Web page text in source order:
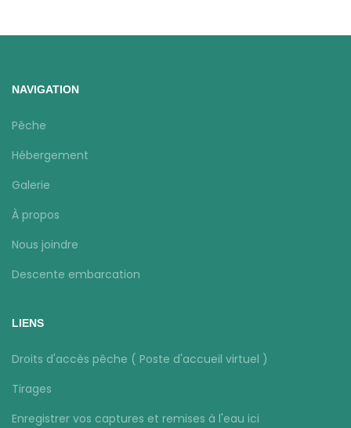
NAVIGATION
Pêche
Hébergement
Galerie
À propos
Nous joindre
Descente embarcation
LIENS
Droits d'accès pêche ( Poste d'accueil virtuel )
Tirages
Enregistrer vos captures et remises à l'eau ici